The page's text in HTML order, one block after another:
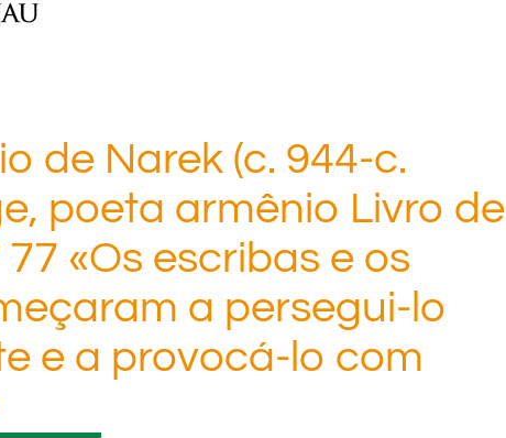
de Narek (c. 944-c.
poeta armênio Livro de
«Os escribas e os
a persegui-lo
e a provocá-lo com